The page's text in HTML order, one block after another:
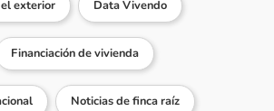
exterior Data Vivendo
Financiación de vivienda
Noticias de finca raíz